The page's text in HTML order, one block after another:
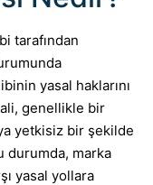
tarafından
yasal haklarını
genellikle bir
yetkisiz bir şekilde
durumda, marka
yasal yollara